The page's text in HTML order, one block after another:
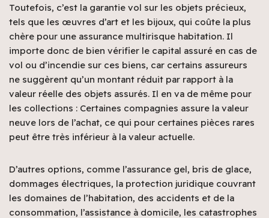
Toutefois, c’est la garantie vol sur les objets précieux,
tels que les œuvres d’art et les bijoux, qui coûte la plus
chère pour une assurance multirisque habitation. Il
importe donc de bien vérifier le capital assuré en cas de
vol ou d’incendie sur ces biens, car certains assureurs
ne suggèrent qu’un montant réduit par rapport à la
valeur réelle des objets assurés. Il en va de même pour
les collections : Certaines compagnies assure la valeur
neuve lors de l’achat, ce qui pour certaines pièces rares
peut être très inférieur à la valeur actuelle.
D’autres options, comme l’assurance gel, bris de glace,
dommages électriques, la protection juridique couvrant
les domaines de l’habitation, des accidents et de la
consommation, l’assistance à domicile, les catastrophes